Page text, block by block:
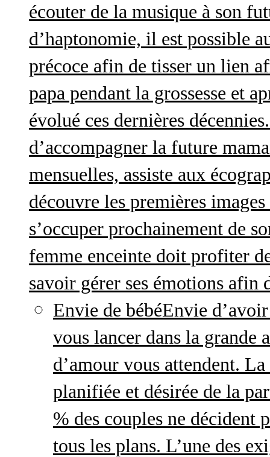
écouter de la musique à son
d’haptonomie, il est possible
précoce afin de tisser un lien
papa pendant la grossesse et
évolué ces dernières
d’accompagner la future
mensuelles, assiste aux
découvre les premières
s’occuper prochainement de
femme enceinte doit profiter
savoir gérer ses émotions
Envie de bébéEnvie
vous lancer dans la grande
d’amour vous attendent.
planifiée et désirée de la
% des couples ne décident
tous les plans. L’une des